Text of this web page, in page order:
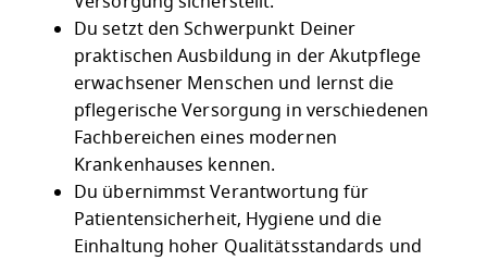
Du setzt den Schwerpunkt Deiner
praktischen Ausbildung in der Akutpflege
erwachsener Menschen und lernst die
pflegerische Versorgung in verschiedenen
Fachbereichen eines modernen
Krankenhauses kennen.
Du übernimmst Verantwortung für
Patientensicherheit, Hygiene und die
Einhaltung hoher Qualitätsstandards und